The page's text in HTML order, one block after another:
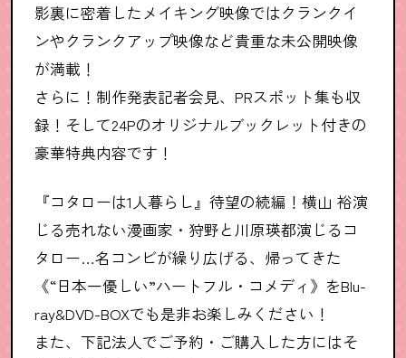
影裏に密着したメイキング映像ではクランクイ
ンやクランクアップ映像など貴重な未公開映像
が満載！
さらに！制作発表記者会見、PRスポット集も収
録！そして24Pのオリジナルブックレット付きの
豪華特典内容です！
『コタローは1人暮らし』待望の続編！横山 裕演
じる売れない漫画家・狩野と川原瑛都演じるコ
タロー…名コンビが繰り広げる、帰ってきた
《“日本一優しい”ハートフル・コメディ》をBlu-
ray&DVD-BOXでも是非お楽しみください！
また、下記法人でご予約・ご購入した方にはそ